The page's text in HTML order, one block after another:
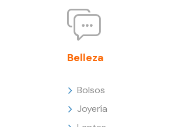
Belleza
Bolsos
Joyería